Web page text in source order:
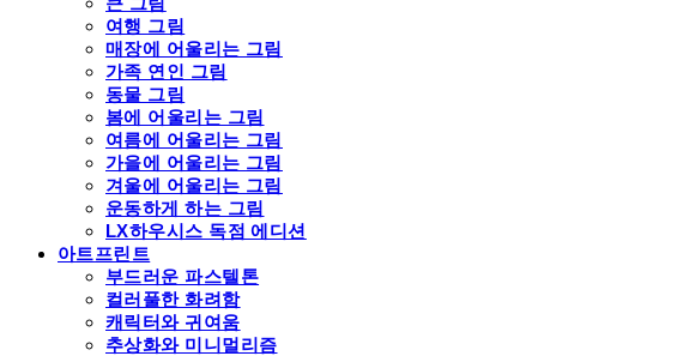
여행 그림
매장에 어울리는 그림
가족 연인 그림
동물 그림
봄에 어울리는 그림
여름에 어울리는 그림
가을에 어울리는 그림
겨울에 어울리는 그림
운동하게 하는 그림
LX하우시스 독점 에디션
아트프린트
부드러운 파스텔톤
컬러풀한 화려함
캐릭터와 귀여움
추상화와 미니멀리즘